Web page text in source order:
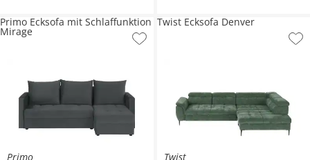
Primo
Primo Ecksofa mit Schlaffunktion
Mirage
Twist
Twist Ecksofa Denver